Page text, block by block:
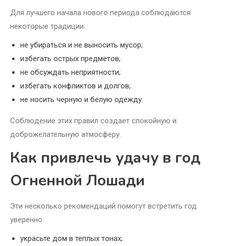
Для лучшего начала нового периода соблюдаются
некоторые традиции:
не убираться и не выносить мусор;
избегать острых предметов;
не обсуждать неприятности;
избегать конфликтов и долгов;
не носить черную и белую одежду.
Соблюдение этих правил создает спокойную и
доброжелательную атмосферу.
Как привлечь удачу в год
Огненной Лошади
Эти несколько рекомендаций помогут встретить год
уверенно:
украсьте дом в теплых тонах;